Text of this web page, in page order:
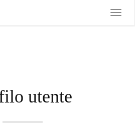
Toggle
utente